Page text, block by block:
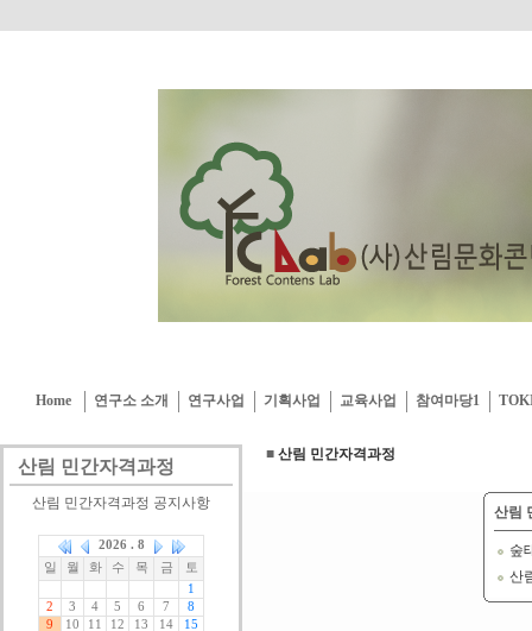
Home 연구소 소개 연구사업 기획사업 교육사업 참여마당1
산림 민간자격과정
산림 민간자격과정 공지사항
■ 산림 민간자격과정
산림
숲
산